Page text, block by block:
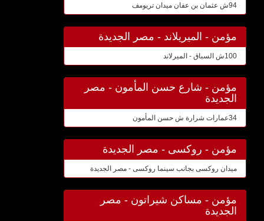
94ش عثمان بن عفان ميدان تريومف
مؤمن - الميريلاند - مصر الجديدة
100ش السباق - الميرلاند
مؤمن - شارع حسن المأمون - مصر
الجديدة
34عمارات شرارة ش حسن المأمون
مؤمن - روكسى - مصر الجديدة
ميدان روكسى بجانب سينما روكسى - مصر الجديدة
مؤمن - مساكن شيراتون - مصر
الجديدة